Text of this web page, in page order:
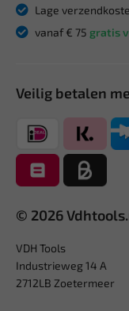
Lage
vanaf € 75 gratis
Veilig betalen
© 2026
VDH Tools
Industrieweg 14 A
2712LB Zoetermeer